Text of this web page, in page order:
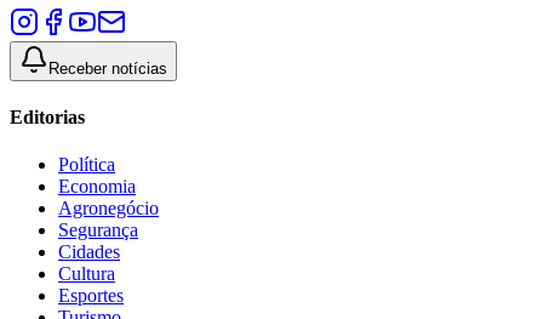
Receber notícias
Editorias
Política
Economia
Agronegócio
Segurança
Cidades
Cultura
Esportes